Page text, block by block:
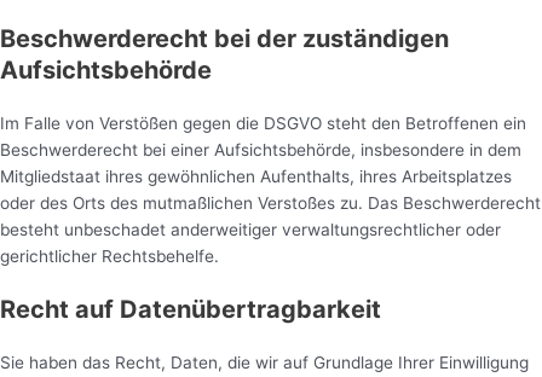
Beschwerderecht bei der zuständigen
Aufsichtsbehörde
Im Falle von Verstößen gegen die DSGVO steht den Betroffenen ein
Beschwerderecht bei einer Aufsichtsbehörde, insbesondere in dem
Mitgliedstaat ihres gewöhnlichen Aufenthalts, ihres Arbeitsplatzes
oder des Orts des mutmaßlichen Verstoßes zu. Das Beschwerderecht
besteht unbeschadet anderweitiger verwaltungsrechtlicher oder
gerichtlicher Rechtsbehelfe.
Recht auf Datenübertragbarkeit
Sie haben das Recht, Daten, die wir auf Grundlage Ihrer Einwilligung